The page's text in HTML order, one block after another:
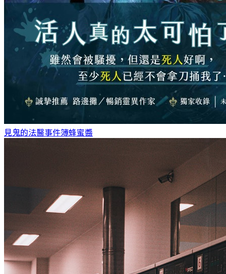
見鬼的法醫事件簿蜂蜜醬